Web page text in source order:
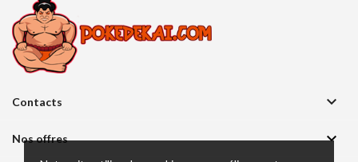
Contacts 
Nos offres 